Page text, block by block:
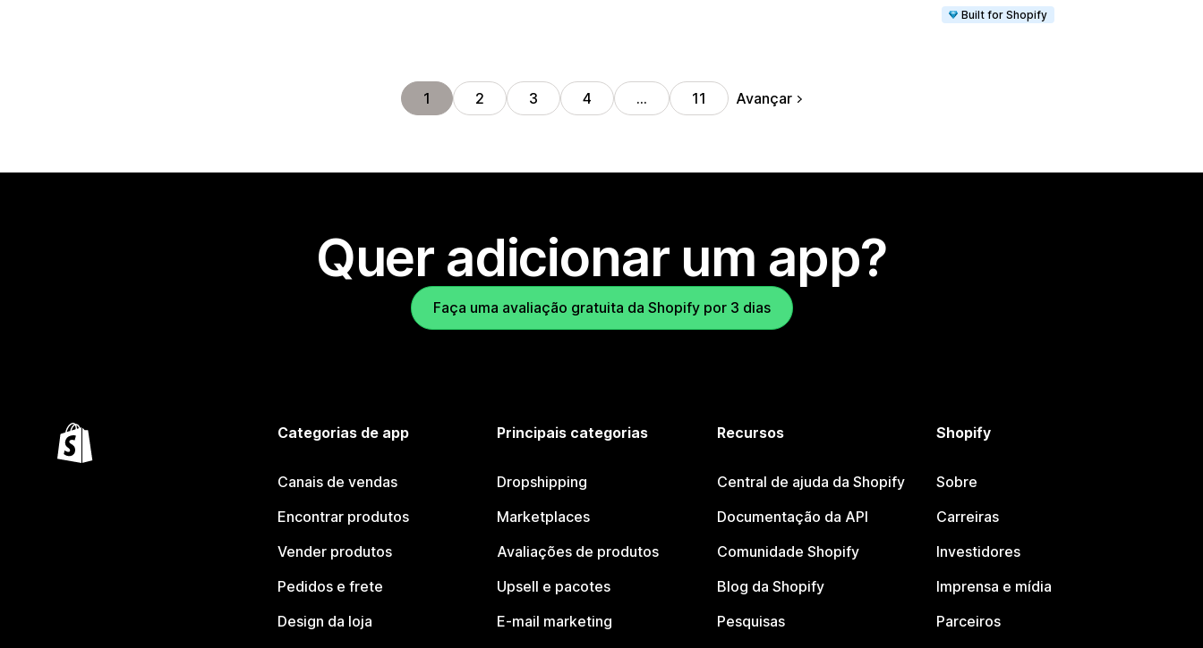
Built for Shopify
1 2 3 4 … 11 Avançar
Quer adicionar um app?
Faça uma avaliação gratuita da Shopify por 3 dias
Categorias de app
Canais de vendas
Encontrar produtos
Vender produtos
Pedidos e frete
Design da loja
Principais categorias
Dropshipping
Marketplaces
Avaliações de produtos
Upsell e pacotes
E-mail marketing
Recursos
Central de ajuda da Shopify
Documentação da API
Comunidade Shopify
Blog da Shopify
Pesquisas
Shopify
Sobre
Carreiras
Investidores
Imprensa e mídia
Parceiros